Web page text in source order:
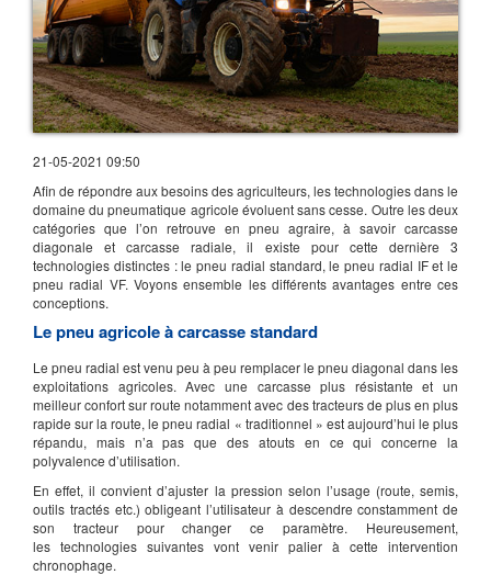
21-05-2021 09:50
Afin de répondre aux besoins des agriculteurs, les technologies dans le
domaine du pneumatique agricole évoluent sans cesse. Outre les deux
catégories que l’on retrouve en pneu agraire, à savoir carcasse
diagonale et carcasse radiale, il existe pour cette dernière 3
technologies distinctes :le pneu radial standard, le pneu radial IF et le
pneu radial VF. Voyons ensemble les différents avantages entre ces
conceptions.
Le pneu agricole à carcasse standard
Le pneu radial est venu peu à peu remplacer le pneu diagonal dans les
exploitations agricoles. Avec une carcasse plus résistante et un
meilleur confort sur route notamment avec des tracteurs de plus en plus
rapide sur la route, le pneu radial « traditionnel » est aujourd’hui le plus
répandu, mais n’a pas que des atouts en ce qui concerne la
polyvalence d’utilisation.
Eneffet, il convient d’ajuster la pression selon l’usage (route, semis,
outils tractés etc.) obligeant l’utilisateur à descendre constamment de
son tracteur pour changer ce paramètre. Heureusement,
les technologies suivantes vont venir palier à cette intervention
chronophage.